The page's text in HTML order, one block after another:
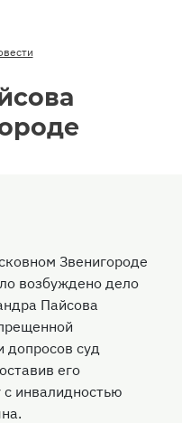
Звенигороде
возбуждено дело
Пайсова
допросов суд
его
инвалидностью